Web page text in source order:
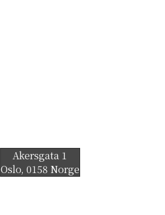
Akersgata 1
Oslo, 0158 Norge